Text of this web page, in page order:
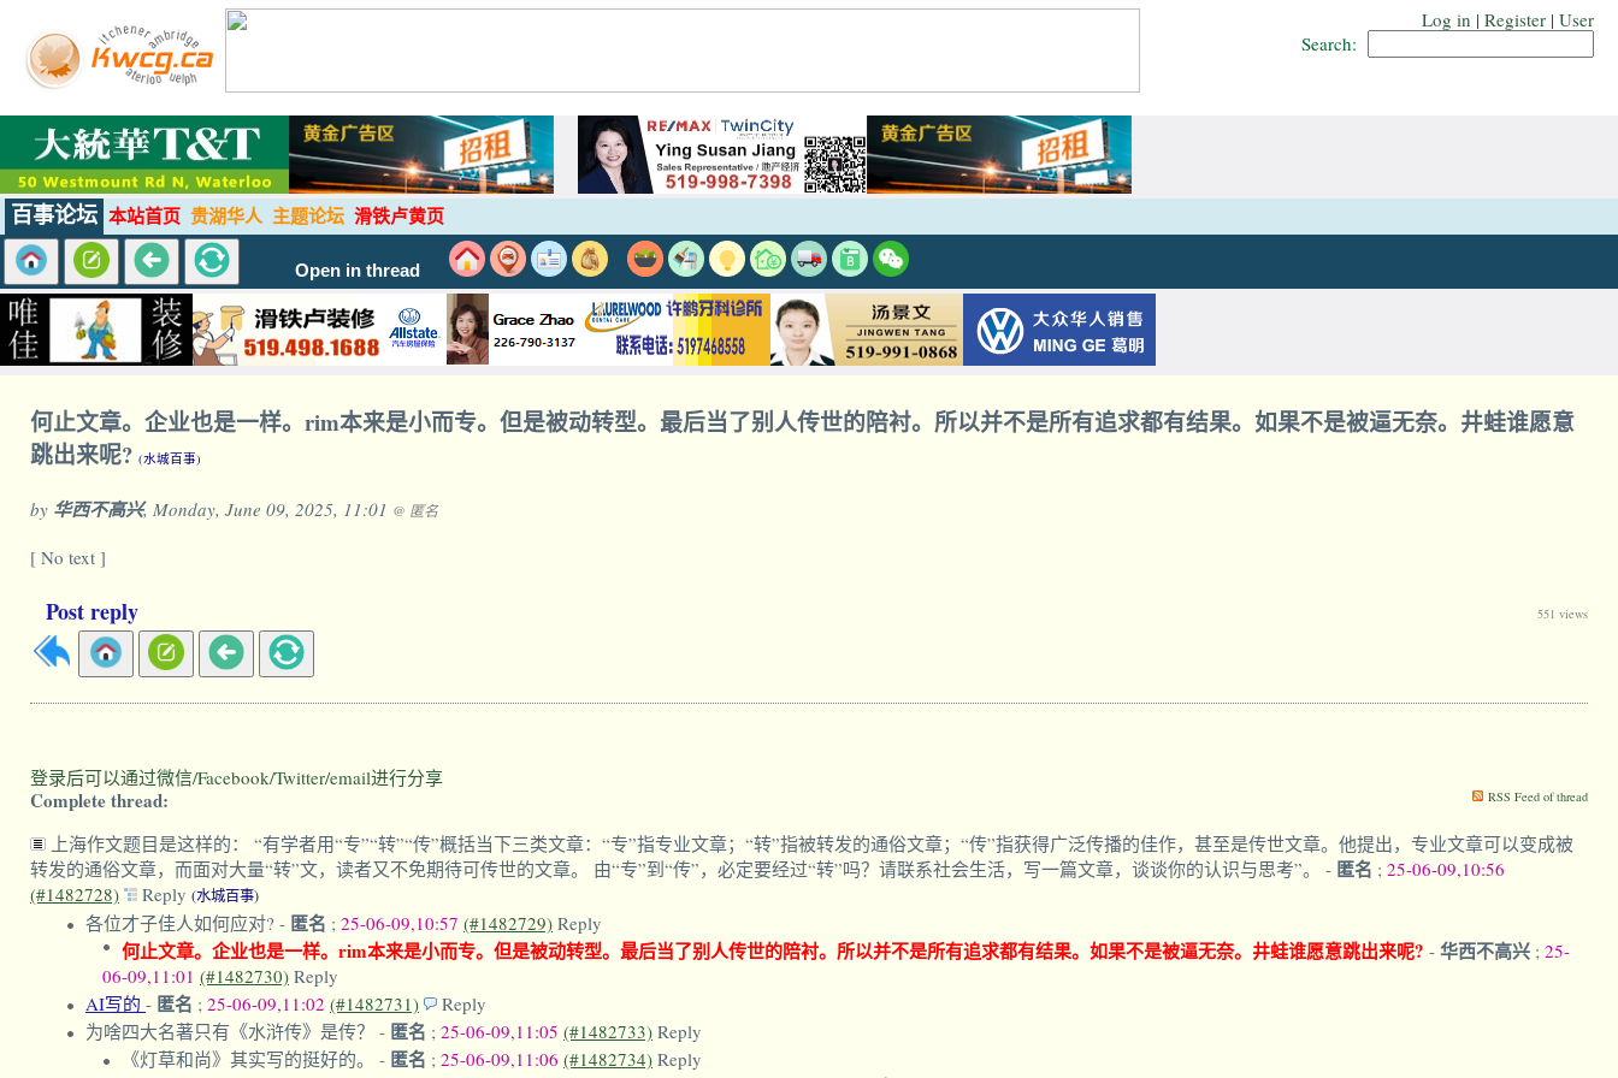
Log in | Register | User
Search:
百事论坛 本站首页 贵湖华人 主题论坛 滑铁卢黄页
Open in thread
何止文章。企业也是一样。rim本来是小而专。但是被动转型。最后当了别人传世的陪衬。所以并不是所有追求都有结果。如果不是被逼无奈。井蛙谁愿意
跳出来呢? (水城百事)
by 华西不高兴, Monday, June 09, 2025, 11:01 @ 匿名
[ No text ]
Post reply 551 views
登录后可以通过微信/Facebook/Twitter/email进行分享
Complete thread: RSS Feed of thread
上海作文题目是这样的： “有学者用“专”“转”“传”概括当下三类文章：“专”指专业文章；“转”指被转发的通俗文章；“传”指获得广泛传播的佳作，甚至是传世文章。他提出，专业文章可以变成被
转发的通俗文章，而面对大量“转”文，读者又不免期待可传世的文章。 由“专”到“传”，必定要经过“转”吗？请联系社会生活，写一篇文章，谈谈你的认识与思考”。 - 匿名 ; 25-06-09,10:56
(#1482728)
Reply (水城百事)
各位才子佳人如何应对? - 匿名 ; 25-06-09,10:57 (#1482729) Reply
何止文章。企业也是一样。rim本来是小而专。但是被动转型。最后当了别人传世的陪衬。所以并不是所有追求都有结果。如果不是被逼无奈。井蛙谁愿意跳出来呢? - 华西不高兴 ; 25-
06-09,11:01 (#1482730) Reply
AI写的 - 匿名 ; 25-06-09,11:02 (#1482731)
Reply
为啥四大名著只有《水浒传》是传？ - 匿名 ; 25-06-09,11:05 (#1482733) Reply
《灯草和尚》其实写的挺好的。 - 匿名 ; 25-06-09,11:06 (#1482734) Reply